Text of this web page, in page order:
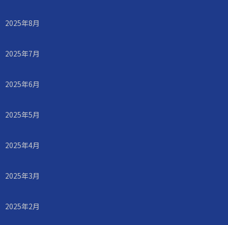
2025年8月
2025年7月
2025年6月
2025年5月
2025年4月
2025年3月
2025年2月